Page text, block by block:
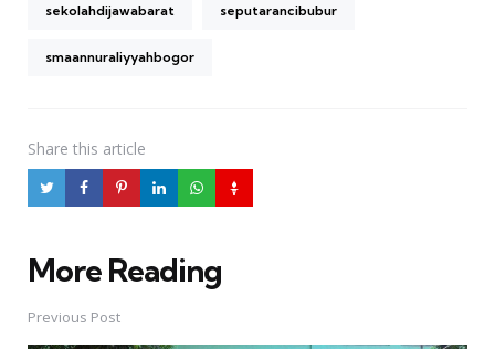
sekolahdijawabarat seputarancibubur
smaannuraliyyahbogor
Share this article
More Reading
Post
navigation
Previous Post